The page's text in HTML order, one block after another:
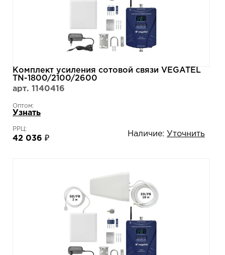
Комплект усиления сотовой связи VEGATEL
TN-1800/2100/2600
арт. 1140416
Оптом:
Узнать
РРЦ:
42 036 ₽
Наличие: Уточнить